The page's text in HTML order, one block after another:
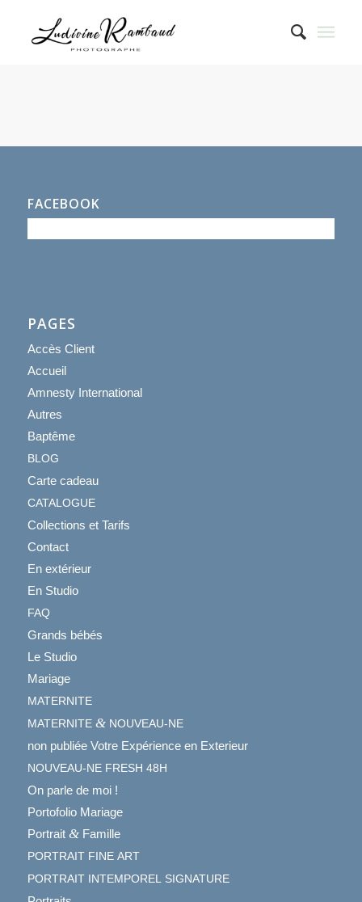
FACEBOOK
PAGES
Accès Client
Accueil
Amnesty International
Autres
Baptême
BLOG
Carte cadeau
CATALOGUE
Collections et Tarifs
Contact
En extérieur
En Studio
FAQ
Grands bébés
Le Studio
Mariage
MATERNITE
MATERNITE & NOUVEAU-NE
non publiée Votre Expérience en Exterieur
NOUVEAU-NE FRESH 48H
On parle de moi !
Portofolio Mariage
Portrait &Famille
PORTRAIT FINE ART
PORTRAIT
INTEMPOREL SIGNATURE